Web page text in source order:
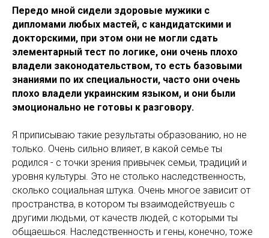
Передо мной сидели здоровые мужики с
дипломами любых мастей, с кандидатскими и
докторскими, при этом они не могли сдать
элементарный тест по логике, они очень плохо
владели законодательством, то есть базовыми
знаниями по их специальности, часто они очень
плохо владели украинским языком, и они были
эмоционально не готовы к разговору.
Я приписываю такие результаты образованию, но не
только. Очень сильно влияет, в какой семье ты
родился - с точки зрения привычек семьи, традиций и
уровня культуры. Это не столько наследственность,
сколько социальная штука. Очень многое зависит от
пространства, в котором ты взаимодействуешь с
другими людьми, от качеств людей, с которыми ты
общаешься. Наследственность и гены, конечно, тоже